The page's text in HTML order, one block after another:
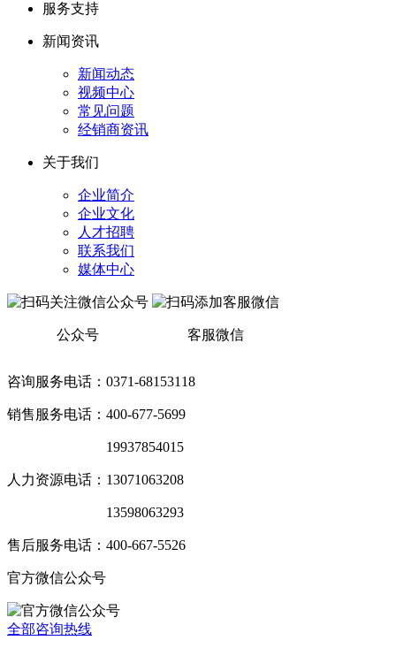
服务支持
新闻资讯
新闻动态
视频中心
常见问题
经销商资讯
关于我们
企业简介
企业文化
人才招聘
联系我们
媒体中心
公众号 客服微信
咨询服务电话：0371-68153118
销售服务电话：400-677-5699
19937854015
人力资源电话：13071063208
13598063293
售后服务电话：400-667-5526
官方微信公众号
全部咨询热线